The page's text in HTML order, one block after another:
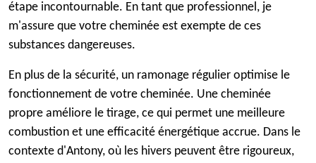
étape incontournable. En tant que professionnel, je
m'assure que votre cheminée est exempte de ces
substances dangereuses.
En plus de la sécurité, un ramonage régulier optimise le
fonctionnement de votre cheminée. Une cheminée
propre améliore le tirage, ce qui permet une meilleure
combustion et une efficacité énergétique accrue. Dans le
contexte d'Antony, où les hivers peuvent être rigoureux,